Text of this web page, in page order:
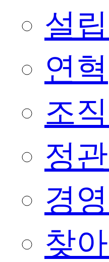
설
연혁
조
정
경
찾